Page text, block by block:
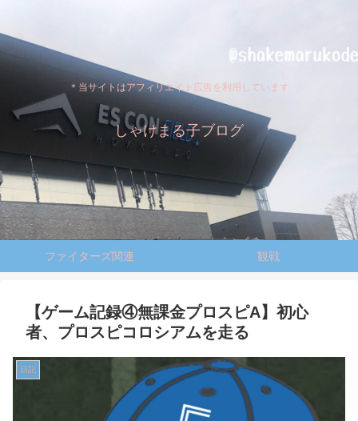
＊当サイトはアフィリエイト広告を利用しています
しゃけまる子ブログ
ファイターズ関連 観戦
【ゲーム記録④無課金プロスピA】初心
者、プロスピコロシアムを走る
日記